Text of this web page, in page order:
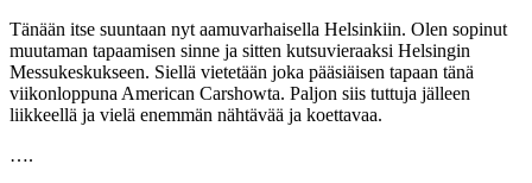
Tänään itse suuntaan nyt aamuvarhaisella Helsinkiin. Olen sopinut
muutaman tapaamisen sinne ja sitten kutsuvieraaksi Helsingin
Messukeskukseen. Siellä vietetään joka pääsiäisen tapaan tänä
viikonloppuna American Carshowta. Paljon siis tuttuja jälleen
liikkeellä ja vielä enemmän nähtävää ja koettavaa.
….